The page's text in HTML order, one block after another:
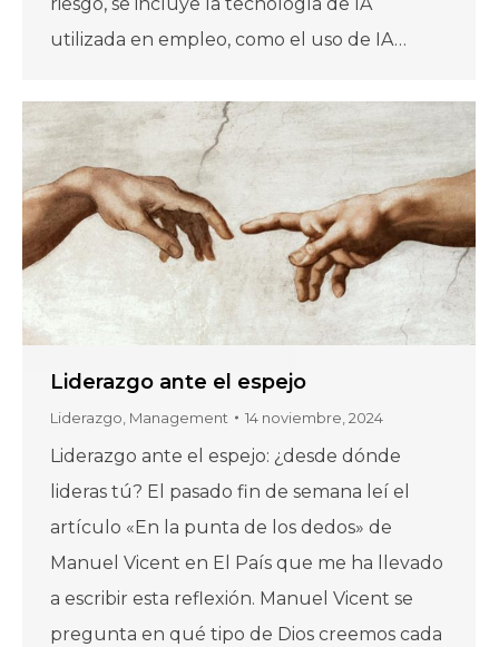
utilizada en empleo, como el uso de IA…
Liderazgo ante el espejo
Liderazgo Management 14 noviembre, 2024
Liderazgo ante el espejo: ¿desde dónde
lideras tú? El pasado fin de semana leí el
artículo «En la punta de los dedos» de
Manuel Vicent en El País que me ha llevado
a escribir esta reflexión. Manuel Vicent se
pregunta en qué tipo de Dios creemos cada